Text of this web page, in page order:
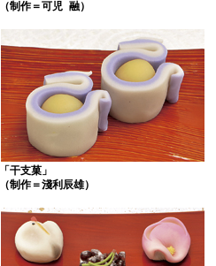
（制作＝可児 融）
「干支菓」
（制作＝淺利辰雄）